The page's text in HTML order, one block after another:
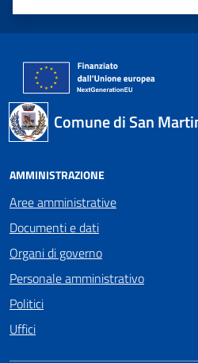
Valuta 5 stelle
Valuta 4 stelle su 5
Valuta 3 stelle su 5
Valuta 2 stelle su 5
Valuta 1 stelle su 5
Comune di San
AMMINISTRAZIONE
Aree amministrative
Documenti e dati
Organi di governo
Personale amministrativo
Politici
Uffici